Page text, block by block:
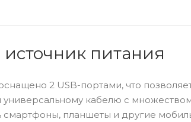
питания
2 USB-портами, что
универсальному кабелю с
смартфоны, планшеты и другие